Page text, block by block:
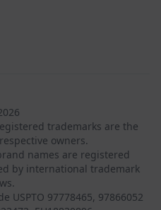
trademarks are the
owners.
names are registered
by international trademark
USPTO 97778465, 97866052